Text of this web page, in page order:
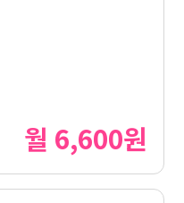
월 6,600원